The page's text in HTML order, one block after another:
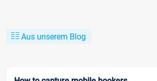
Aus unserem Blog